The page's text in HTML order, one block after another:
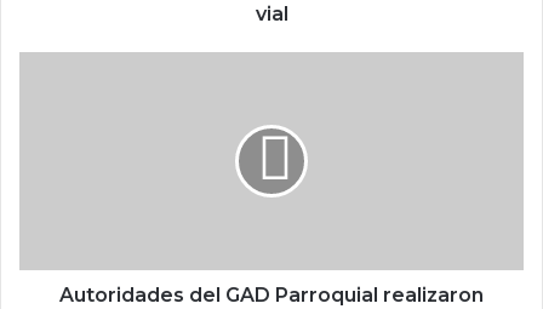
vial
Autoridades del GAD Parroquial realizaron